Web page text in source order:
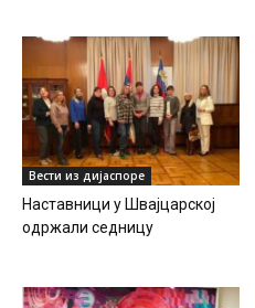
Вести из дијаспоре
Наставници у Швајцарској
одржали седницу